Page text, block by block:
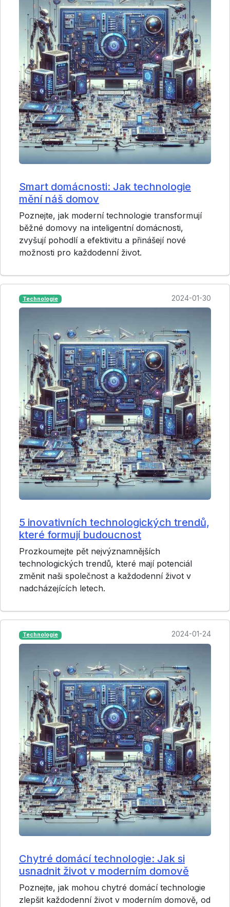
Smart domácnosti: Jak technologie
mění náš domov
Poznejte, jak moderní technologie transformují
běžné domovy na inteligentní domácnosti,
zvyšují pohodlí a efektivitu a přinášejí nové
možnosti pro každodenní život.
Technologie 2024-01-30
5 inovativních technologických trendů,
které formují budoucnost
Prozkoumejte pět nejvýznamnějších
technologických trendů, které mají potenciál
změnit naši společnost a každodenní život v
nadcházejících letech.
Technologie 2024-01-24
Chytré domácí technologie: Jak si
usnadnit život v moderním domově
Poznejte, jak mohou chytré domácí technologie
zlepšit každodenní život v moderním domově, od